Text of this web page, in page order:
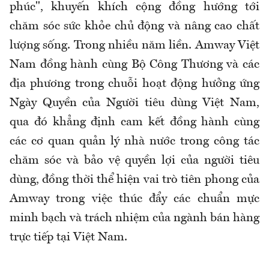
phúc", khuyến khích cộng đồng hướng tới
chăm sóc sức khỏe chủ động và nâng cao chất
lượng sống. Trong nhiều năm liền. Amway Việt
Nam đồng hành cùng Bộ Công Thương và các
địa phương trong chuỗi hoạt động hưởng ứng
Ngày Quyền của Người tiêu dùng Việt Nam,
qua đó khẳng định cam kết đồng hành cùng
các cơ quan quản lý nhà nước trong công tác
chăm sóc và bảo vệ quyền lợi của người tiêu
dùng, đồng thời thể hiện vai trò tiên phong của
Amway trong việc thúc đẩy các chuẩn mực
minh bạch và trách nhiệm của ngành bán hàng
trực tiếp tại Việt Nam.